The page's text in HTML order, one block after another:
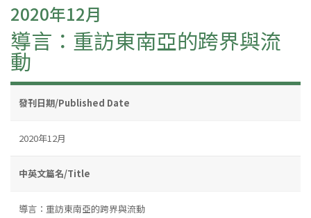
2020年12月
導言：重訪東南亞的跨界與流
動
發刊日期/Published Date
2020年12月
中英文篇名/Title
導言：重訪東南亞的跨界與流動